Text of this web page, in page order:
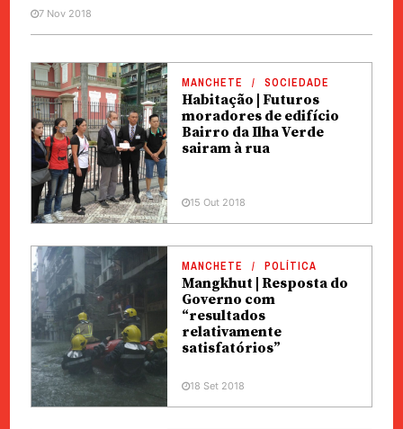
7 Nov 2018
MANCHETE SOCIEDADE
Habitação | Futuros
moradores de edifício
Bairro da Ilha Verde
sairam à rua
15 Out 2018
MANCHETE POLÍTICA
Mangkhut | Resposta do
Governo com
“resultados
relativamente
satisfatórios”
18 Set 2018